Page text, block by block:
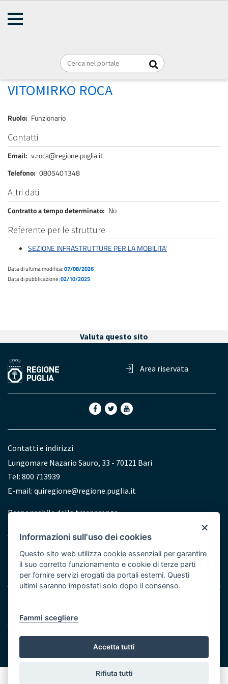
Briciole
Home
ROCA VITOMIRKO
VITOMIRKO ROCA
Ruolo Funzionario
Contatti
Email v.roca@regione.puglia.it
Telefono 0805401348
Altri dati
Contratto a tempo determinato No
Referente per le strutture
SEZIONE INFRASTRUTTURE PER LA MOBILITA'
Data di ultima modifica:07/08/2026
Data di pubblicazione:02/10/2025
Valuta questo sito
Area riservata
Contatti e indirizzi
Lungomare Nazario Sauro, 33 - 70121 Bari
Tel: 800 713939
E-mail: quiregione@regione.puglia.it
Redazione
Responsabile della trasparenza
Accessibilità
Bottom
© Regione Puglia
×
Informazioni sull'uso dei cookies
Questo sito web utilizza cookie essenziali per garantire
il suo corretto funzionamento e cookie di terze parti
per fornire servizi erogati da portali esterni. Questi
ultimi saranno impostati solo dopo il consenso.
Fammi scegliere
Accetta tutti
Rifiuta tutti